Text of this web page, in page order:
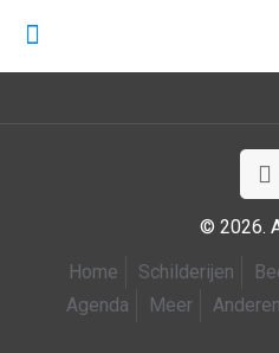
© 2026.
Home
Schilderijen
Agenda
Meer